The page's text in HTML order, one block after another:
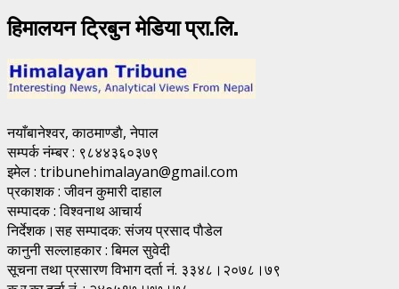
हिमालयन ट्रिबुन मेडिया प्रा.लि.
नयाँबानेश्वर, काठमाण्डाै, नेपाल
सम्पर्क नंम्बर : ९८४४३६०३७९
इमेल : tribunehimalayan@gmail.com
प्रकाशक : जीवन कुमारी दाहाल
सम्पादक : विश्वनाथ आचार्य
निर्देशक।सह सम्पादक: संजय प्रसाद पाैडेल
कानुनी सल्लाहकार : बिमल सुवेदी
सूचना तथा प्रसारण विभाग दर्ता नं. ३३४८।२०७८।७९